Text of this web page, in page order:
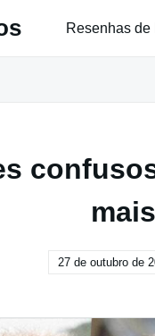
Resenhas de
27 de outubro de